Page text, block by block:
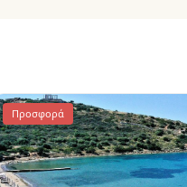
Προσφορά